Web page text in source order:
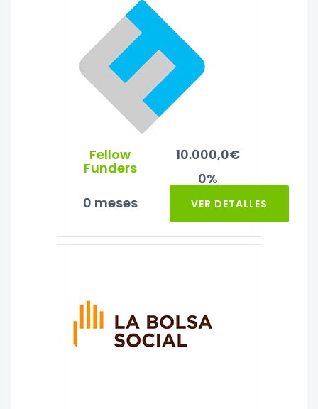
Fellow
Funders
10.000,0€
0%
0 meses
VER DETALLES